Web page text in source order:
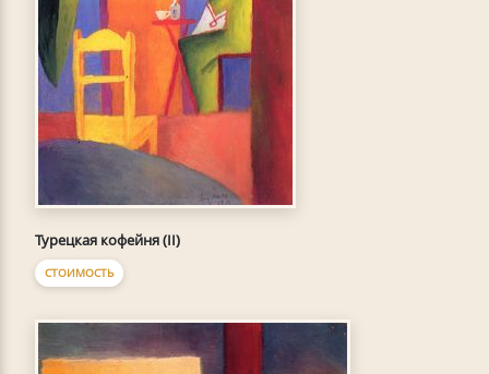
Турецкая кофейня (II)
СТОИМОСТЬ